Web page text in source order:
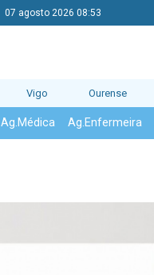
07 agosto 2026 08:53
Vigo Ourense
Ag.Médica Ag.Enfermeira